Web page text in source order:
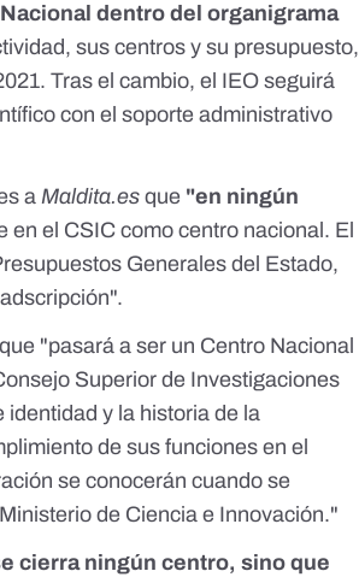
dentro del organigrama
sus centros y su presupuesto,
. Tras el cambio, el IEO seguirá
con el soporte administrativo
aMaldita.es que "en ningún
en el CSIC como centro nacional. El
Generales del Estado,
que "pasará a ser un Centro Nacional
Superior de Investigaciones
y la historia de la
de sus funciones en el
se conocerán cuando se
de Ciencia e Innovación."
cierra ningún centro, sino que